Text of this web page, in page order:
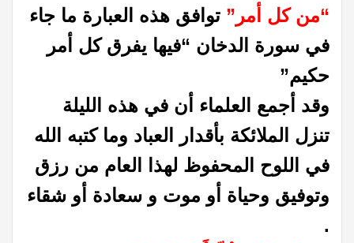
“من كل أمر” توافق هذه العبارة ما جاء
في سورة الدخان “فيها يفرق كل أمر
حكيم”
وقد أجمع العلماء أن في هذه الليلة
تنزل الملائكة بأقدار العباد وما كتبه الله
في اللوح المحفوظ لهذا العام من رزق
وتوفيق وحياة أو موت و سعادة أو شقاء
.